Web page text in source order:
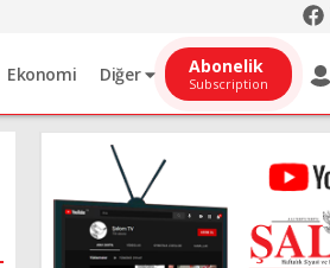
Ekonomi Diğer Abonelik
Subscription